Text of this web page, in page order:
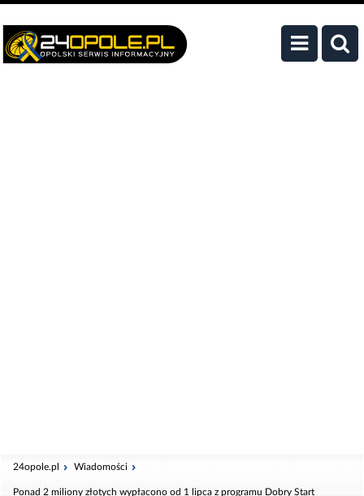
24opole.pl Wiadomości
Ponad 2 miliony złotych wypłacono od 1 lipca z programu Dobry Start